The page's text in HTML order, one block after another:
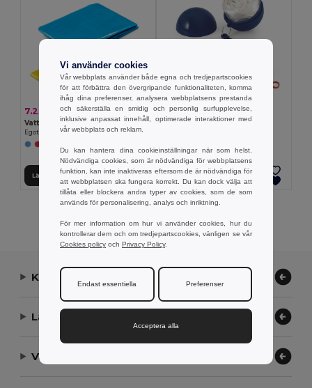
7.23 kr
Vattentät poncho
Egotier 99213
Lägg till i Varukorgen
13.60 kr
Vattentät poncho
Lägg till i Varukorgen
Kontakta oss
Låt oss hjälpa
Vårt företag
Vi använder cookies
Vår webbplats använder både egna och tredjepartscookies
för att förbättra den övergripande funktionaliteten, komma
ihåg dina preferenser, analysera webbplatsens prestanda
och säkerställa en smidig och personlig surfupplevelse,
inklusive anpassat innehåll, optimerade interaktioner med
vår webbplats och reklam.
Du kan hantera dina cookieinställningar när som helst.
Nödvändiga cookies, som är nödvändiga för webbplatsens
funktion, kan inte inaktiveras eftersom de är nödvändiga för
att webbplatsen ska fungera korrekt. Du kan dock välja att
tillåta eller blockera andra typer av cookies, som de som
används för personalisering, analys och inriktning.
För mer information om hur vi använder cookies, hur du
kontrollerar dem och om tredjepartscookies, vänligen se vår
Cookies policy och Privacy Policy.
Endast essentiella Preferenser
Acceptera alla